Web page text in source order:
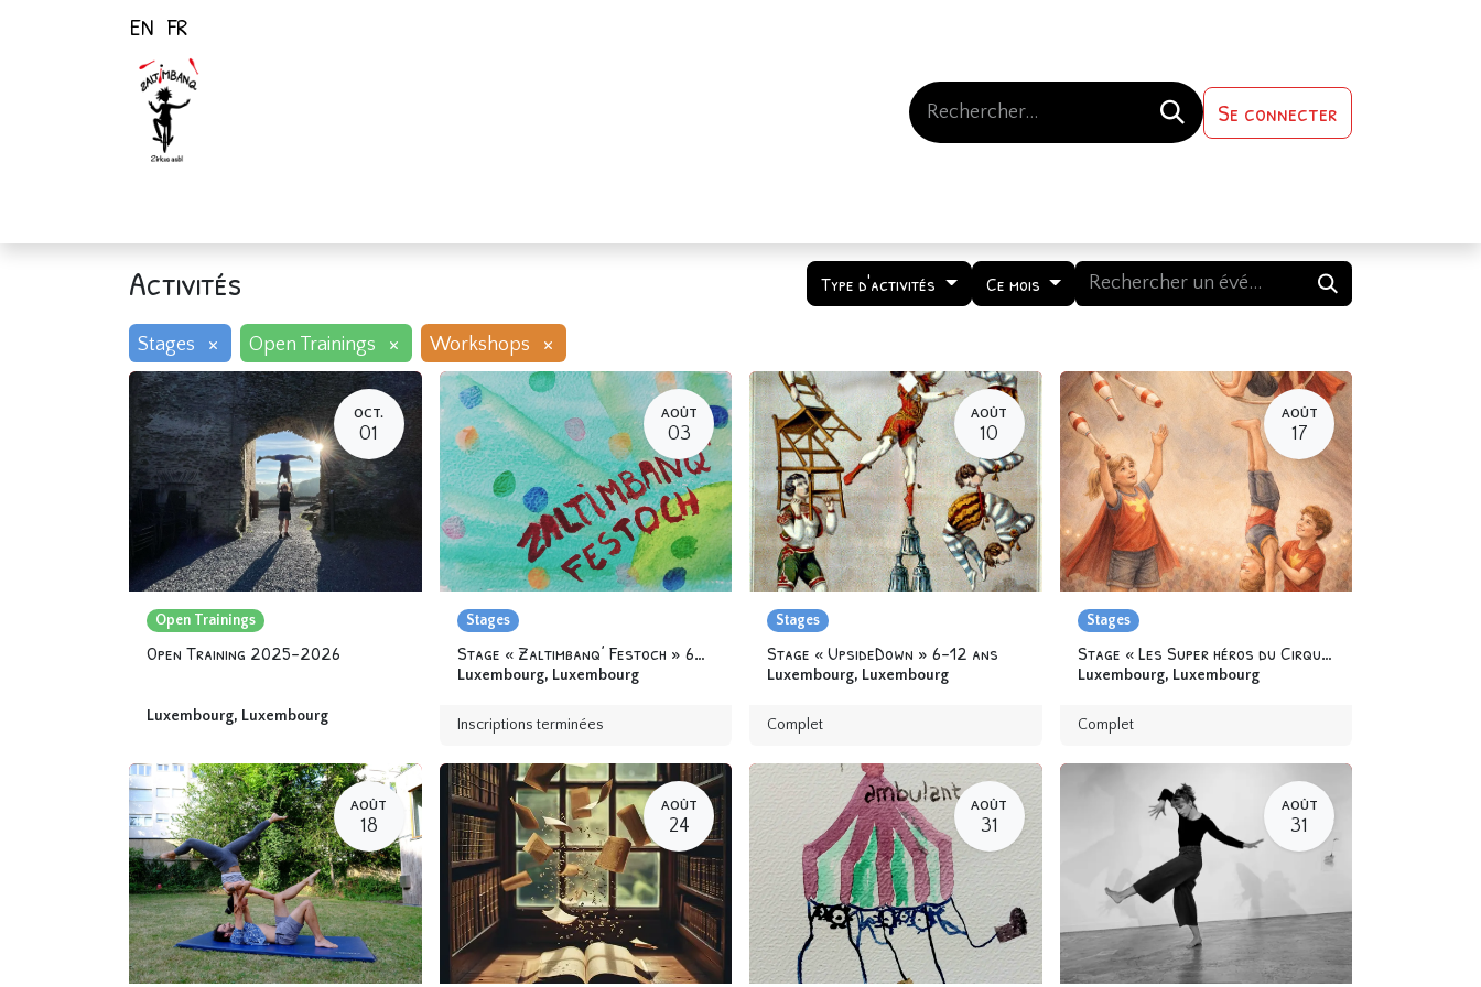
EN FR
Se connecter
Activités Type d'activités Ce mois
Stages × Open Trainings × Workshops ×
OCT.
01
Open Trainings
Open Training 2025-2026
Luxembourg, Luxembourg
AOÛT
03
Stages
Stage « Zaltimbanq’ Festoch » 6-12 ans
Luxembourg, Luxembourg
Inscriptions terminées
AOÛT
10
Stages
Stage « UpsideDown » 6-12 ans
Luxembourg, Luxembourg
Complet
AOÛT
17
Stages
Stage « Les Super héros du Cirque » 6-12 ans
Luxembourg, Luxembourg
Complet
AOÛT
18
AOÛT
24
AOÛT
31
AOÛT
31